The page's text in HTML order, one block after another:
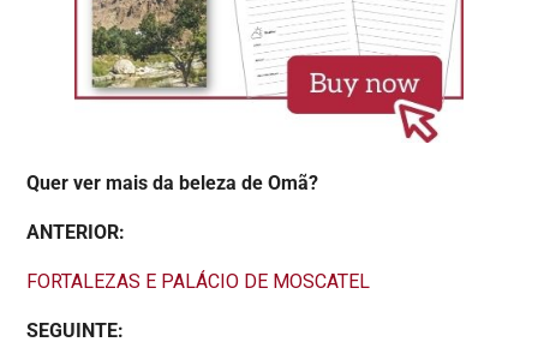
Quer ver mais da beleza de Omã?
ANTERIOR:
FORTALEZAS E PALÁCIO DE MOSCATEL
SEGUINTE: